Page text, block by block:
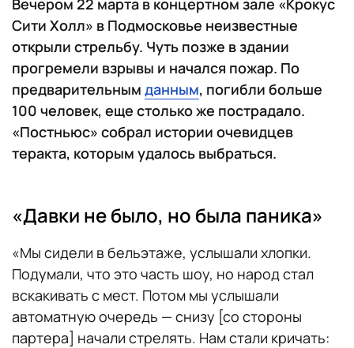
Сити Холл» в Подмосковье неизвестные
открыли стрельбу. Чуть позже в здании
прогремели взрывы и начался пожар. По
предварительным данным, погибли больше
100 человек, еще столько же пострадало.
«Постньюс» собрал истории очевидцев
теракта, которым удалось выбраться.
«Давки не было, но была паника»
«Мы сидели в бельэтаже, услышали хлопки.
Подумали, что это часть шоу, но народ стал
вскакивать с мест. Потом мы услышали
автоматную очередь — снизу [со стороны
партера] начали стрелять. Нам стали кричать: